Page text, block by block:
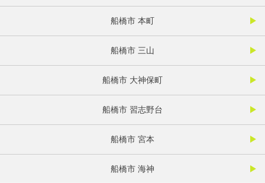
船橋市 本町
船橋市 三山
船橋市 大神保町
船橋市 習志野台
船橋市 宮本
船橋市 海神